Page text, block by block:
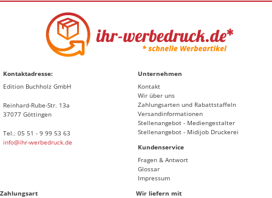
Kontaktadresse:
Edition Buchholz GmbH
Reinhard-Rube-Str. 13a
37077 Göttingen
Tel.: 05 51 - 9 99 53 63
info@ihr-werbedruck.de
Unternehmen
Kontakt
Wir über uns
Zahlungsarten und Rabattstaffeln
Versandinformationen
Stellenangebot - Mediengestalter
Stellenangebot - Midijob Druckerei
Kundenservice
Fragen & Antwort
Glossar
Impressum
Wir liefern mit
Zahlungsart